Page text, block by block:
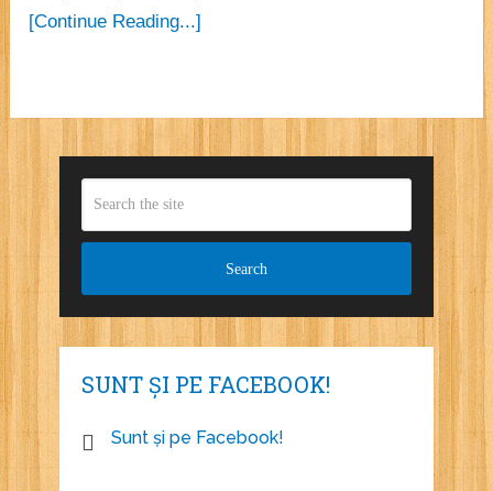
[Continue Reading...]
SUNT ȘI PE FACEBOOK!
Sunt și pe Facebook!